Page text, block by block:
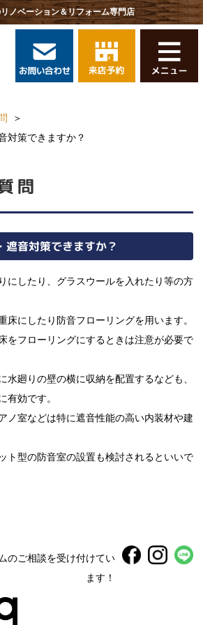
ノベーション＆リフォーム専門店
対策できますか？
問
遮音対策できますか？
にしたり、グラスウールを入れたり等の方
床にしたり防音フローリングを用います。
をフローリングにするときは注意が必要で
水廻りの壁の横に収納を配置するなども、
有効です。
ノ室などは特に遮音性能の高い内装材や建
ト型の防音室の設置も検討されるといいで
のご相談を受け付けてい
ます！